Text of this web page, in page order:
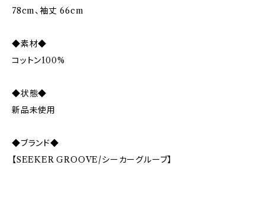
78cm、袖丈 66cm
◆素材◆
コットン100%
◆状態◆
新品未使用
◆ブランド◆
【SEEKER GROOVE/シーカーグルーブ】